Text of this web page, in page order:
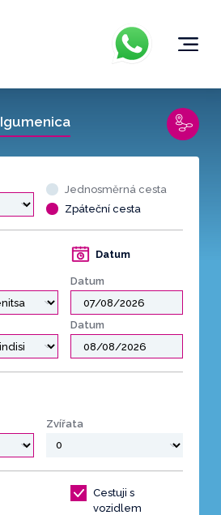
Jednosměrná cesta
Zpáteční cesta
Datum
Datum
Datum
Zvířata
Cestuji s
vozidlem
Igumenica